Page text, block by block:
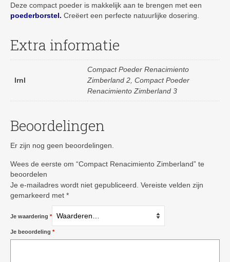
Deze compact poeder is makkelijk aan te brengen met een
poederborstel. Creëert een perfecte natuurlijke dosering.
Extra informatie
lrnl
Compact Poeder Renacimiento
Zimberland 2, Compact Poeder
Renacimiento Zimberland 3
Beoordelingen
Er zijn nog geen beoordelingen.
Wees de eerste om “Compact Renacimiento Zimberland” te
beoordelen
Je e-mailadres wordt niet gepubliceerd. Vereiste velden zijn
gemarkeerd met *
Je waardering *
Je beoordeling *